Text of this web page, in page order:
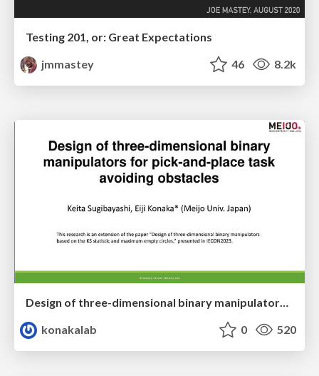
Testing 201, or: Great Expectations
jmmastey
46 8.2k
Design of three-dimensional binary manipulators for pick-and-place task avoiding obstacles (IECON2024)
konakalab
0 520